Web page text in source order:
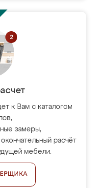
к Вам с каталогом
замеры,
расчёт
мебели.